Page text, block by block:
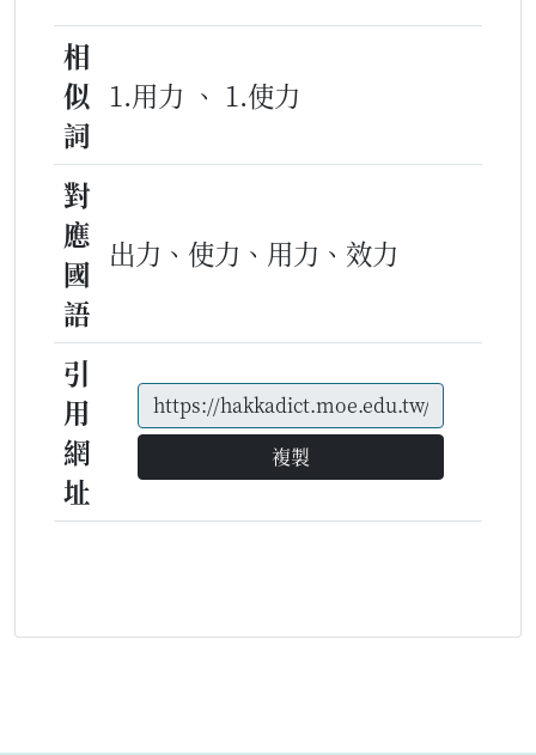
相
似
詞
1.用力 、 1.使力
對
應
國
語
出力、使力、用力、效力
引
用
網
址
複製